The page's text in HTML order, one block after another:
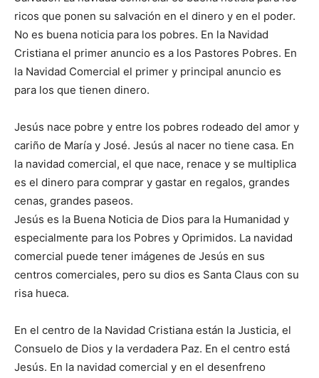
ricos que ponen su salvación en el dinero y en el poder.
No es buena noticia para los pobres. En la Navidad
Cristiana el primer anuncio es a los Pastores Pobres. En
la Navidad Comercial el primer y principal anuncio es
para los que tienen dinero.
Jesús nace pobre y entre los pobres rodeado del amor y
cariño de María y José. Jesús al nacer no tiene casa. En
la navidad comercial, el que nace, renace y se multiplica
es el dinero para comprar y gastar en regalos, grandes
cenas, grandes paseos.
Jesús es la Buena Noticia de Dios para la Humanidad y
especialmente para los Pobres y Oprimidos. La navidad
comercial puede tener imágenes de Jesús en sus
centros comerciales, pero su dios es Santa Claus con su
risa hueca.
En el centro de la Navidad Cristiana están la Justicia, el
Consuelo de Dios y la verdadera Paz. En el centro está
Jesús. En la navidad comercial y en el desenfreno